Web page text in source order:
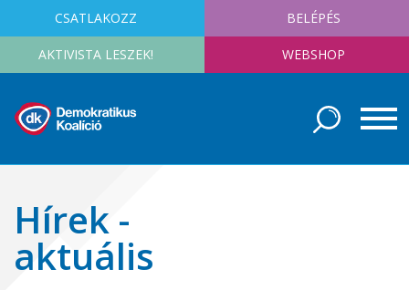
CSATLAKOZZ BELÉPÉS
AKTIVISTA LESZEK! WEBSHOP
Hírek -
aktuális